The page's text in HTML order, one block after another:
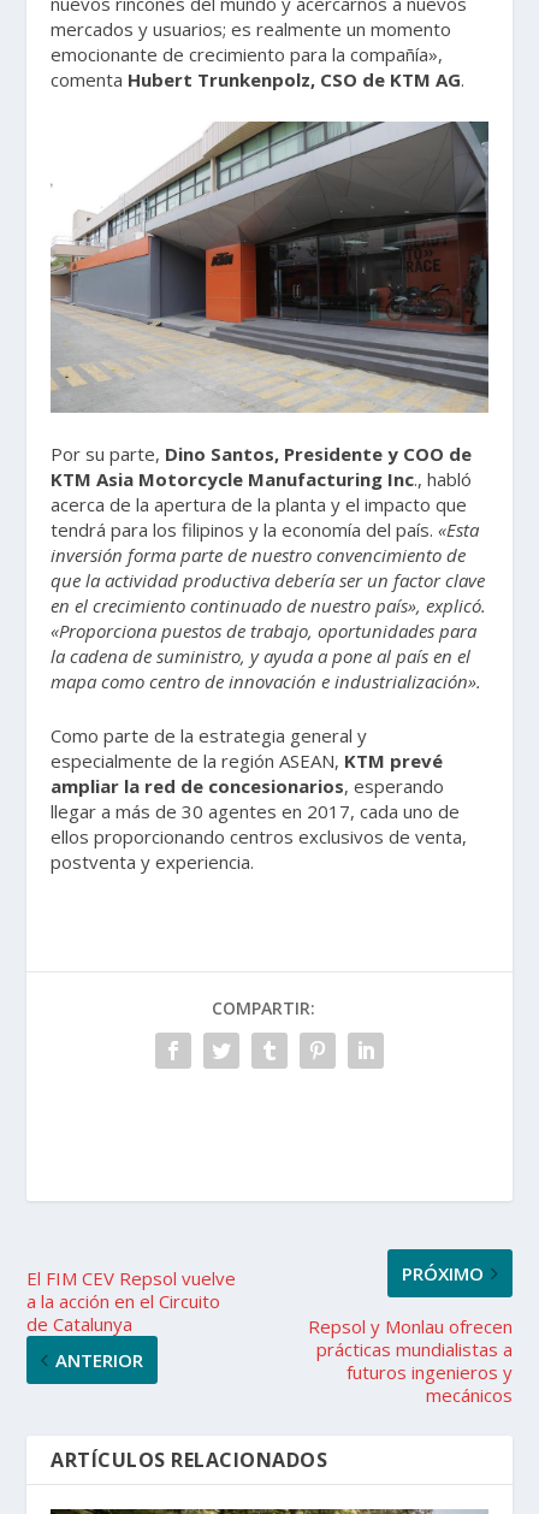
mercados y usuarios; es realmente un momento
emocionante de crecimiento para la compañía»,
comenta Hubert Trunkenpolz, CSO de KTM AG.
Por su parte, Dino Santos, Presidente y COO de
KTM Asia Motorcycle Manufacturing Inc., habló
acerca de la apertura de la planta y el impacto que
tendrá para los filipinos y la economía del país.«Esta
inversión forma parte de nuestro convencimiento de
que la actividad productiva debería ser un factor clave
en el crecimiento continuado de nuestro país», explicó.
«Proporciona puestos de trabajo, oportunidades para
la cadena de suministro, y ayuda a pone al país en el
mapa como centro de innovación e industrialización».
Como parte de la estrategia general y
especialmente de la región ASEAN, KTM prevé
ampliar la red de concesionarios, esperando
llegar a más de 30 agentes en 2017, cada uno de
ellos proporcionando centros exclusivos de venta,
postventa y experiencia.
COMPARTIR:
El FIM CEV Repsol vuelve
a la acción en el Circuito
de Catalunya
ANTERIOR
PRÓXIMO
Repsol y Monlau ofrecen
prácticas mundialistas a
futuros ingenieros y
mecánicos
ARTÍCULOS RELACIONADOS